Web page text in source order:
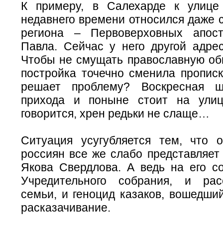
К примеру, в Салехарде к
недавнего времени относился даже
региона – Первоверховных
Павла. Сейчас у него другой
Чтобы не смущать православную
постройка точечно сменила
решает проблему? Воскресная
прихода и поныне стоит на
говорится, хрен редьки не слаще…
Ситуация усугубляется тем, что
россиян все же слабо
Якова Свердлова. А ведь на его
Учредительного собрания, и
семьи, и геноцид казаков,
расказачивание.